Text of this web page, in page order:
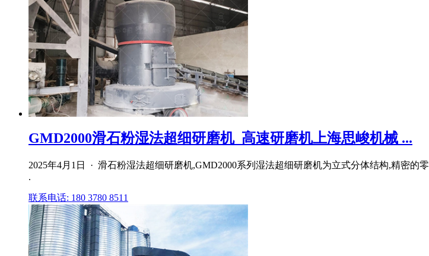
GMD2000滑石粉湿法超细研磨机_高速研磨机上海思峻机械 ...
2025年4月1日 · 滑石粉湿法超细研磨机,GMD2000系列湿法超细研磨机为立式分体结构,精密
.
联系电话: 180 3780 8511